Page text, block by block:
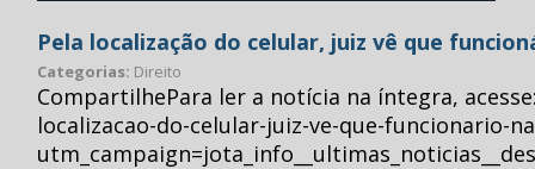
Pela localização do celular, juiz vê que
Categorias: Direito
CompartilhePara ler a notícia na íntegra,
localizacao-do-celular-juiz-ve-que-funcionario-